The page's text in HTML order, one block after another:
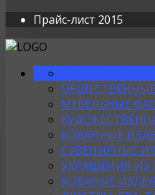
Прайс-лист 2015
МЕБЕЛЬНЫЕ
КОВАННЫЕ
СУВЕНИРНЫЕ
УКРАШЕНИЯ ИЗ
КОВАНЫЕ